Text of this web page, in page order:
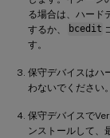
る場合は、ハード
するか、
bcedit
す。
保守デバイスはハ
わないでください。
保守デバイスで
ンストールして、